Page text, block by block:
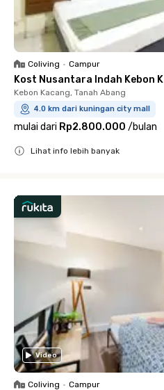
Coliving • Campur
Kost Nusantara Indah Kebon
Kebon Kacang, Tanah Abang
4.0 km dari kuningan city mall
mulai dari Rp2.800.000 /bulan
Lihat info lebih banyak
Video
Coliving • Campur